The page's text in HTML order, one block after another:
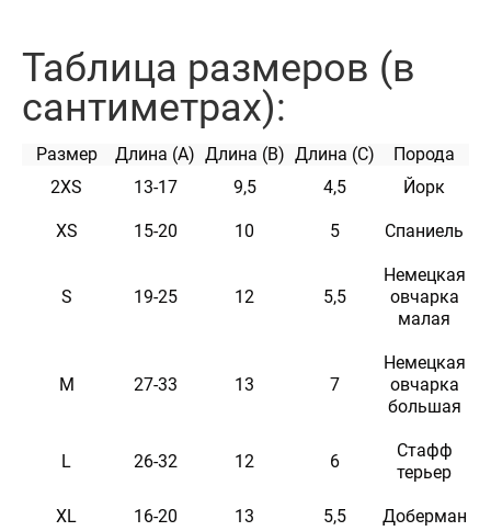
темперамент. Можно использовать для приучения
собак к наморднику. Идеален при перевозке собак и
посещении ветеринара. Намордник доступен в семи
размерах.
Материал 3D сетка + Нейлон
Таблица размеров (в
сантиметрах):
Размер Длина (A) Длина (B) Длина (C)
Порода
2XS
13-17 9,5 4,5 Йорк
XS 15-20 10 5 Спаниель
S 19-25 12 5,5
Немецкая
овчарка
малая
M 27-33 13 7
Немецкая
овчарка
большая
L 26-32 12 6
Стафф
терьер
XL 16-20 13 5,5 Доберман